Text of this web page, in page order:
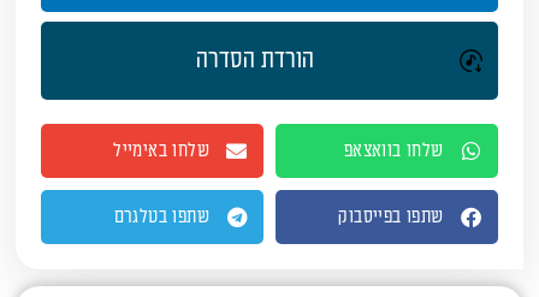
הורדת הסדרה
שלחו בוואצאפ שלחו באימייל
שתפו בפייסבוק שתפו בטלגרם